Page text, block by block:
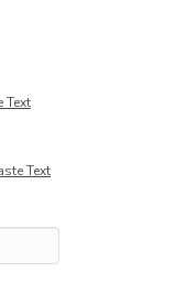
Text
Text